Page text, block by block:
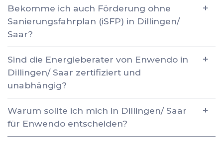
Bekomme ich auch Förderung ohne
Sanierungsfahrplan (iSFP) in Dillingen/
Saar?
Sind die Energieberater von Enwendo in
Dillingen/ Saar zertifiziert und
unabhängig?
Warum sollte ich mich in Dillingen/ Saar
für Enwendo entscheiden?